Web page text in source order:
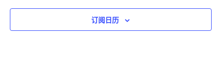
2026 和
图
航
订阅日历